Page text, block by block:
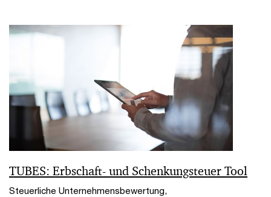
TUBES: Erbschaft- und Schenkungsteuer Tool
Steuerliche Unternehmensbewertung,